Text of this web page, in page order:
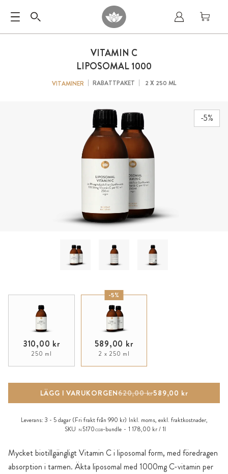
-5%
VITAMIN C
LIPOSOMAL 1000
VITAMINER RABATTPAKET 2 X 250 ML
Mycket biotillgängligt Vitamin C i liposomal form, med föredragen
absorption i tarmen. Äkta liposomal med 1000mg C-vitamin per
310,00 kr
250 ml
-5%
589,00 kr
2 x 250 ml
LÄGG I VARUKORGEN 589,00 kr
620,00 kr
Leverans: 3 - 5 dagar (Fri frakt från 990 kr) Inkl. moms, exkl. fraktkostnader,
SKU
N 5170CGB-bundle 1 178,00 kr / 1l